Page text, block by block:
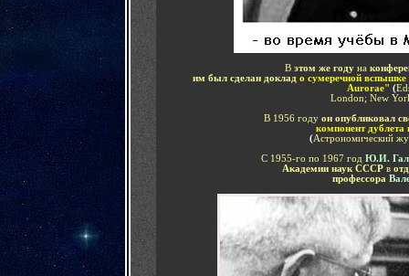
В этом же году на
им был сделан доклад о сумеречной вспышке
Aurorae" (
London; New
В 1956 году он опубликовал
компонент дублета
(Астрономический
С 1955-го по 1967 год Ю.И.
Академии наук СССРв
профессора